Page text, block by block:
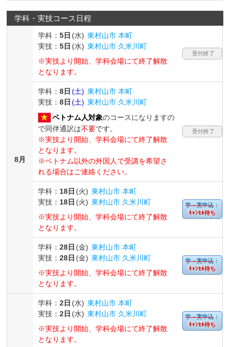
学科・実技コース日程
8月
学科：5日 (水) 東村山市 本町
実技：5日 (水) 東村山市 久米川町
※実技より開始、学科会場にて終了解散
となります。
受付終了
学科：8日 (土) 東村山市 本町
実技：8日 (土) 東村山市 久米川町
ベトナム人対象のコースになりますの
で同伴通訳は不要です。
※実技より開始、学科会場にて終了解散
となります。
※ベトナム以外の外国人で受講を希望さ
れる場合はご連絡ください。
受付終了
学科： 18日 (火) 東村山市 本町
実技： 18日 (火) 東村山市 久米川町
※実技より開始、学科会場にて終了解散
となります。
学・実申込：
ｷｬﾝｾﾙ待ち
学科：28日 (金) 東村山市 本町
実技：28日 (金) 東村山市 久米川町
※実技より開始、学科会場にて終了解散
となります。
学・実申込：
ｷｬﾝｾﾙ待ち
学科：2日 (水) 東村山市 本町
実技：2日 (水) 東村山市 久米川町
※実技より開始、学科会場にて終了解散
となります。
学・実申込：
ｷｬﾝｾﾙ待ち